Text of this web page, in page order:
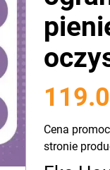
Cena
stronie